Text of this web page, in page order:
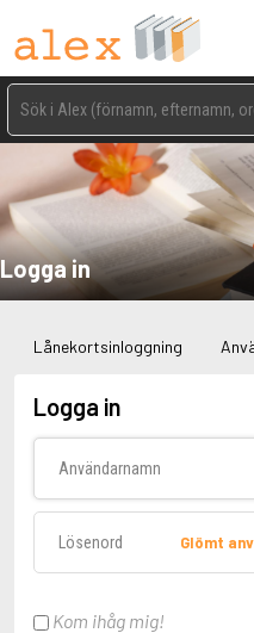
Logga in
Lånekortsinloggning
Logga in
Glömt
Kom ihåg mig!